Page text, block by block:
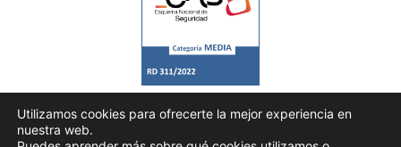
Utilizamos cookies para ofrecerte la mejor experiencia en
nuestra web.